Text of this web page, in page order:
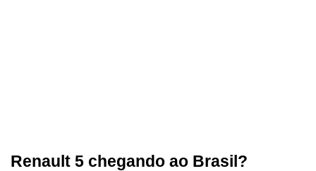
Renault 5 chegando ao Brasil?